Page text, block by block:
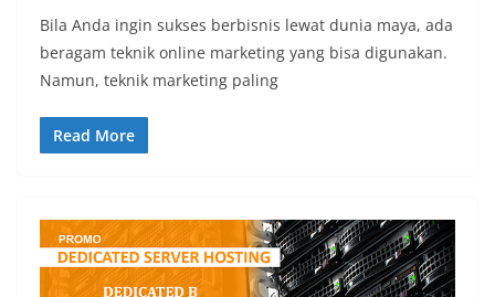
Bila Anda ingin sukses berbisnis lewat dunia maya, ada
beragam teknik online marketing yang bisa digunakan.
Namun, teknik marketing paling
Read More